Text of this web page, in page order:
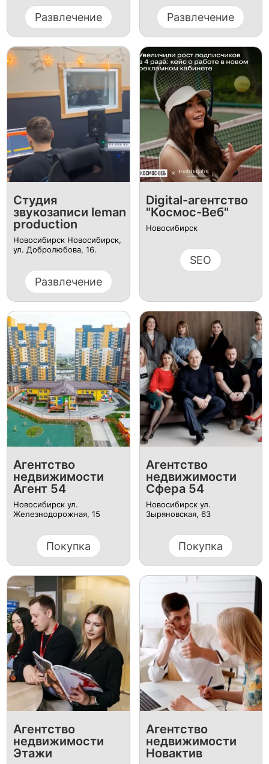
Развлечение Развлечение
Студия
звукозаписи leman
production
Новосибирск Новосибирск,
ул. Добролюбова, 16.
Развлечение
Digital-агентство
"Космос-Веб"
Новосибирск
SEO
Агентство
недвижимости
Агент 54
Новосибирск ул.
Железнодорожная, 15
Покупка
Агентство
недвижимости
Сфера 54
Новосибирск ул.
Зыряновская, 63
Покупка
Агентство
недвижимости
Этажи
Агентство
недвижимости
Новактив